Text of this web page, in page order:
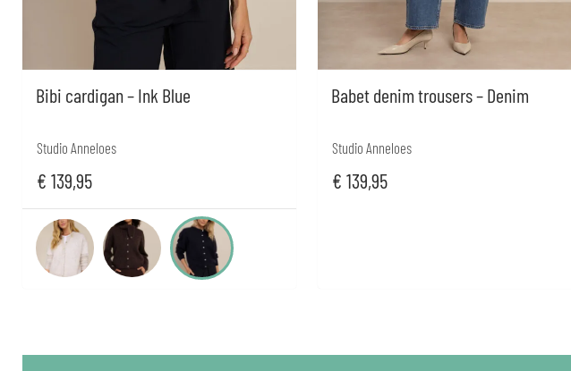
Bibi cardigan – Ink Blue
Studio Anneloes
€ 139,95
Babet denim trousers – Denim
Studio Anneloes
€ 139,95